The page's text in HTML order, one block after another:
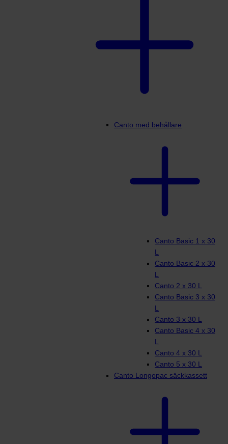
Canto med behållare
Canto Basic 1 x 30
L
Canto Basic 2 x 30
L
Canto 2 x 30 L
Canto Basic 3 x 30
L
Canto 3 x 30 L
Canto Basic 4 x 30
L
Canto 4 x 30 L
Canto 5 x 30 L
Canto Longopac säckkassett